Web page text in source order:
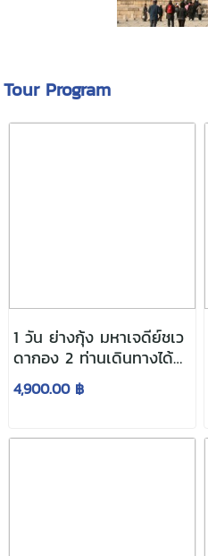
Tour Program
1 วัน ย่างกุ้ง มหาเจดีย์ชเว
ดากอง 2 ท่านเดินทางได้
เลย
4,900.00 ฿